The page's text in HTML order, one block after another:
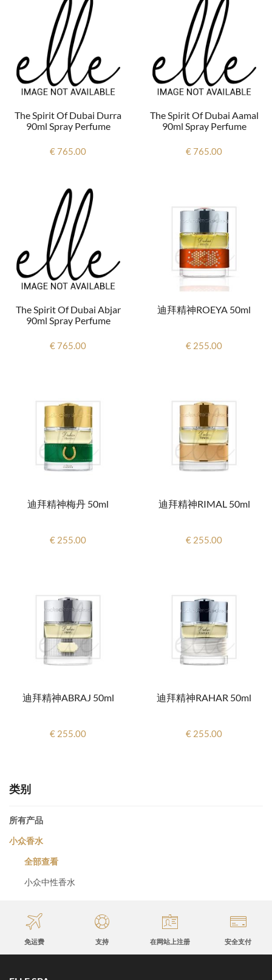
类别
所有产品
小众香水
全部查看
小众中性香水
The Spirit Of Dubai Durra
90ml Spray Perfume
€ 765.00
The Spirit Of Dubai Aamal
90ml Spray Perfume
€ 765.00
The Spirit Of Dubai Abjar
90ml Spray Perfume
€ 765.00
迪拜精神ROEYA 50ml
€ 255.00
迪拜精神梅丹 50ml
€ 255.00
迪拜精神RIMAL 50ml
€ 255.00
迪拜精神ABRAJ 50ml
€ 255.00
迪拜精神RAHAR 50ml
€ 255.00
免运费 支持 在网站上注册 安全支付